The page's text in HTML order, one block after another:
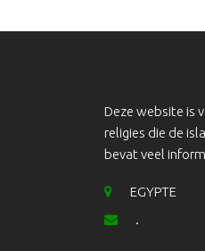
Deze website is
religies die de
bevat veel
EGYPTE
.